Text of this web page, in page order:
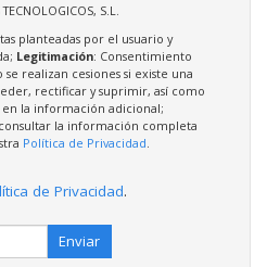
S.L.
planteadas por el usuario y
Legitimación: Consentimiento
se realizan cesiones si existe una
rectificar y suprimir, así como
la información adicional;
la información completa
Política de Privacidad.
de Privacidad.
Enviar